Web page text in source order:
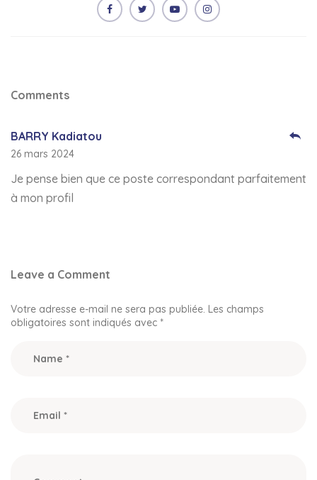
Comments
BARRY Kadiatou
26 mars 2024
Je pense bien que ce poste correspondant parfaitement
à mon profil
Leave a Comment
Votre adresse e-mail ne sera pas publiée. Les champs
obligatoires sont indiqués avec *